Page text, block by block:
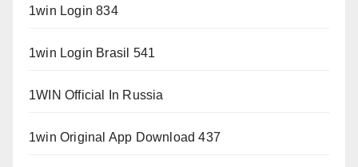
1win Login 834
1win Login Brasil 541
1WIN Official In Russia
1win Original App Download 437